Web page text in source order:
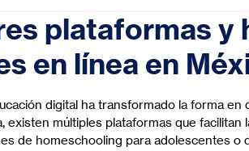
plataformas y
en línea en
digital ha transformado la forma en
existen múltiples plataformas que
de homeschooling para adolescentes o